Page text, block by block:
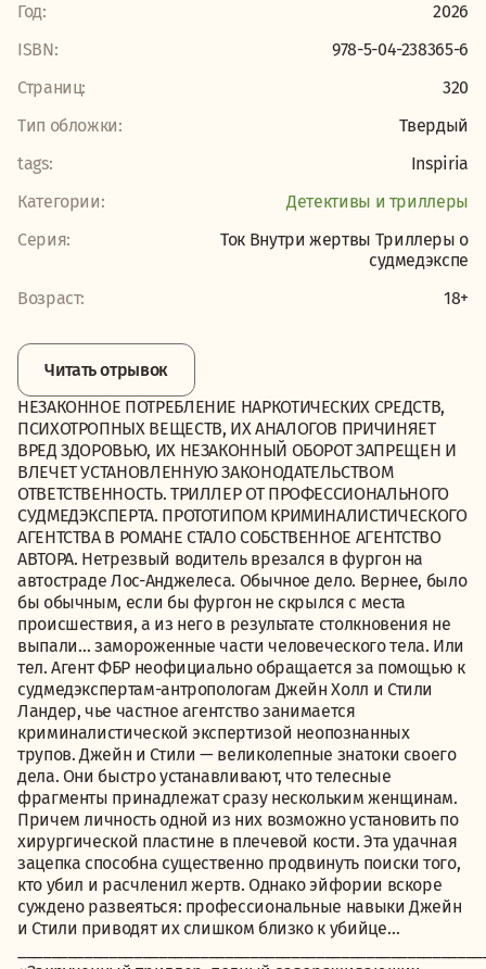
Год:
2026
ISBN:
978-5-04-238365-6
Страниц:
320
Тип обложки:
Твердый
tags:
Inspiria
Категории:
Детективы и триллеры
Серия:
Ток Внутри жертвы Триллеры о
судмедэкспе
Возраст:
18+
Читать отрывок
НЕЗАКОННОЕ ПОТРЕБЛЕНИЕ НАРКОТИЧЕСКИХ СРЕДСТВ,
ПСИХОТРОПНЫХ ВЕЩЕСТВ, ИХ АНАЛОГОВ ПРИЧИНЯЕТ
ВРЕД ЗДОРОВЬЮ, ИХ НЕЗАКОННЫЙ ОБОРОТ ЗАПРЕЩЕН И
ВЛЕЧЕТ УСТАНОВЛЕННУЮ ЗАКОНОДАТЕЛЬСТВОМ
ОТВЕТСТВЕННОСТЬ. ТРИЛЛЕР ОТ ПРОФЕССИОНАЛЬНОГО
СУДМЕДЭКСПЕРТА. ПРОТОТИПОМ КРИМИНАЛИСТИЧЕСКОГО
АГЕНТСТВА В РОМАНЕ СТАЛО СОБСТВЕННОЕ АГЕНТСТВО
АВТОРА. Нетрезвый водитель врезался в фургон на
автостраде Лос-Анджелеса. Обычное дело. Вернее, было
бы обычным, если бы фургон не скрылся с места
происшествия, а из него в результате столкновения не
выпали… замороженные части человеческого тела. Или
тел. Агент ФБР неофициально обращается за помощью к
судмедэкспертам-антропологам Джейн Холл и Стили
Ландер, чье частное агентство занимается
криминалистической экспертизой неопознанных
трупов. Джейн и Стили — великолепные знатоки своего
дела. Они быстро устанавливают, что телесные
фрагменты принадлежат сразу нескольким женщинам.
Причем личность одной из них возможно установить по
хирургической пластине в плечевой кости. Эта удачная
зацепка способна существенно продвинуть поиски того,
кто убил и расчленил жертв. Однако эйфории вскоре
суждено развеяться: профессиональные навыки Джейн
и Стили приводят их слишком близко к убийце…